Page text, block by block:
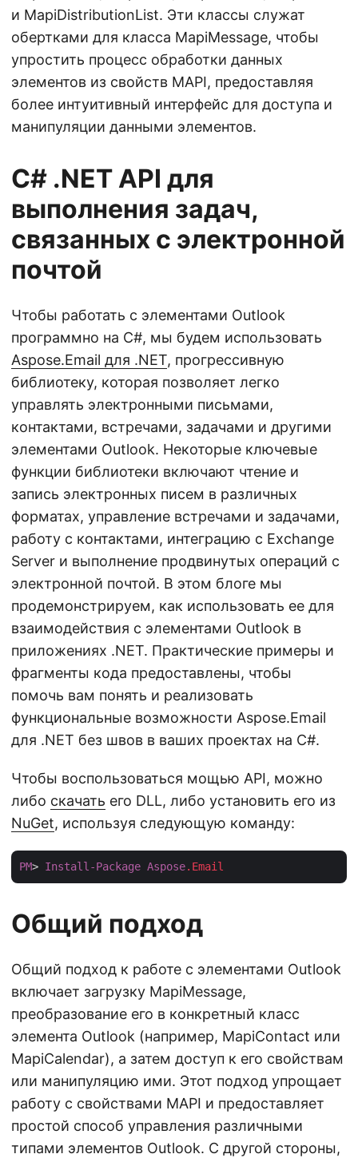
и MapiDistributionList. Эти классы служат
обертками для класса MapiMessage, чтобы
упростить процесс обработки данных
элементов из свойств MAPI, предоставляя
более интуитивный интерфейс для доступа и
манипуляции данными элементов.
C# .NET API для
выполнения задач,
связанных с электронной
почтой
Чтобы работать с элементами Outlook
программно на C#, мы будем использовать
Aspose.Email для .NET, прогрессивную
библиотеку, которая позволяет легко
управлять электронными письмами,
контактами, встречами, задачами и другими
элементами Outlook. Некоторые ключевые
функции библиотеки включают чтение и
запись электронных писем в различных
форматах, управление встречами и задачами,
работу с контактами, интеграцию с Exchange
Server и выполнение продвинутых операций с
электронной почтой. В этом блоге мы
продемонстрируем, как использовать ее для
взаимодействия с элементами Outlook в
приложениях .NET. Практические примеры и
фрагменты кода предоставлены, чтобы
помочь вам понять и реализовать
функциональные возможности Aspose.Email
для .NET без швов в ваших проектах на C#.
Чтобы воспользоваться мощью API, можно
либо скачать его DLL, либо установить его из
NuGet, используя следующую команду:
PM> Install-Package Aspose.Email
Общий подход
Общий подход к работе с элементами Outlook
включает загрузку MapiMessage,
преобразование его в конкретный класс
элемента Outlook (например, MapiContact или
MapiCalendar), а затем доступ к его свойствам
или манипуляцию ими. Этот подход упрощает
работу с свойствами MAPI и предоставляет
простой способ управления различными
типами элементов Outlook. С другой стороны,